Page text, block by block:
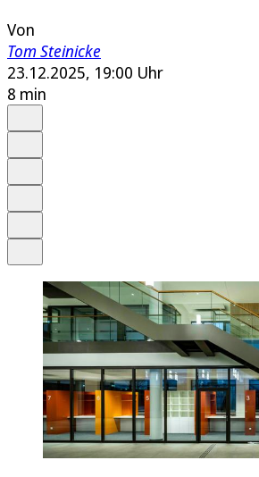
Von
Tom Steinicke
23.12.2025, 19:00 Uhr
8 min